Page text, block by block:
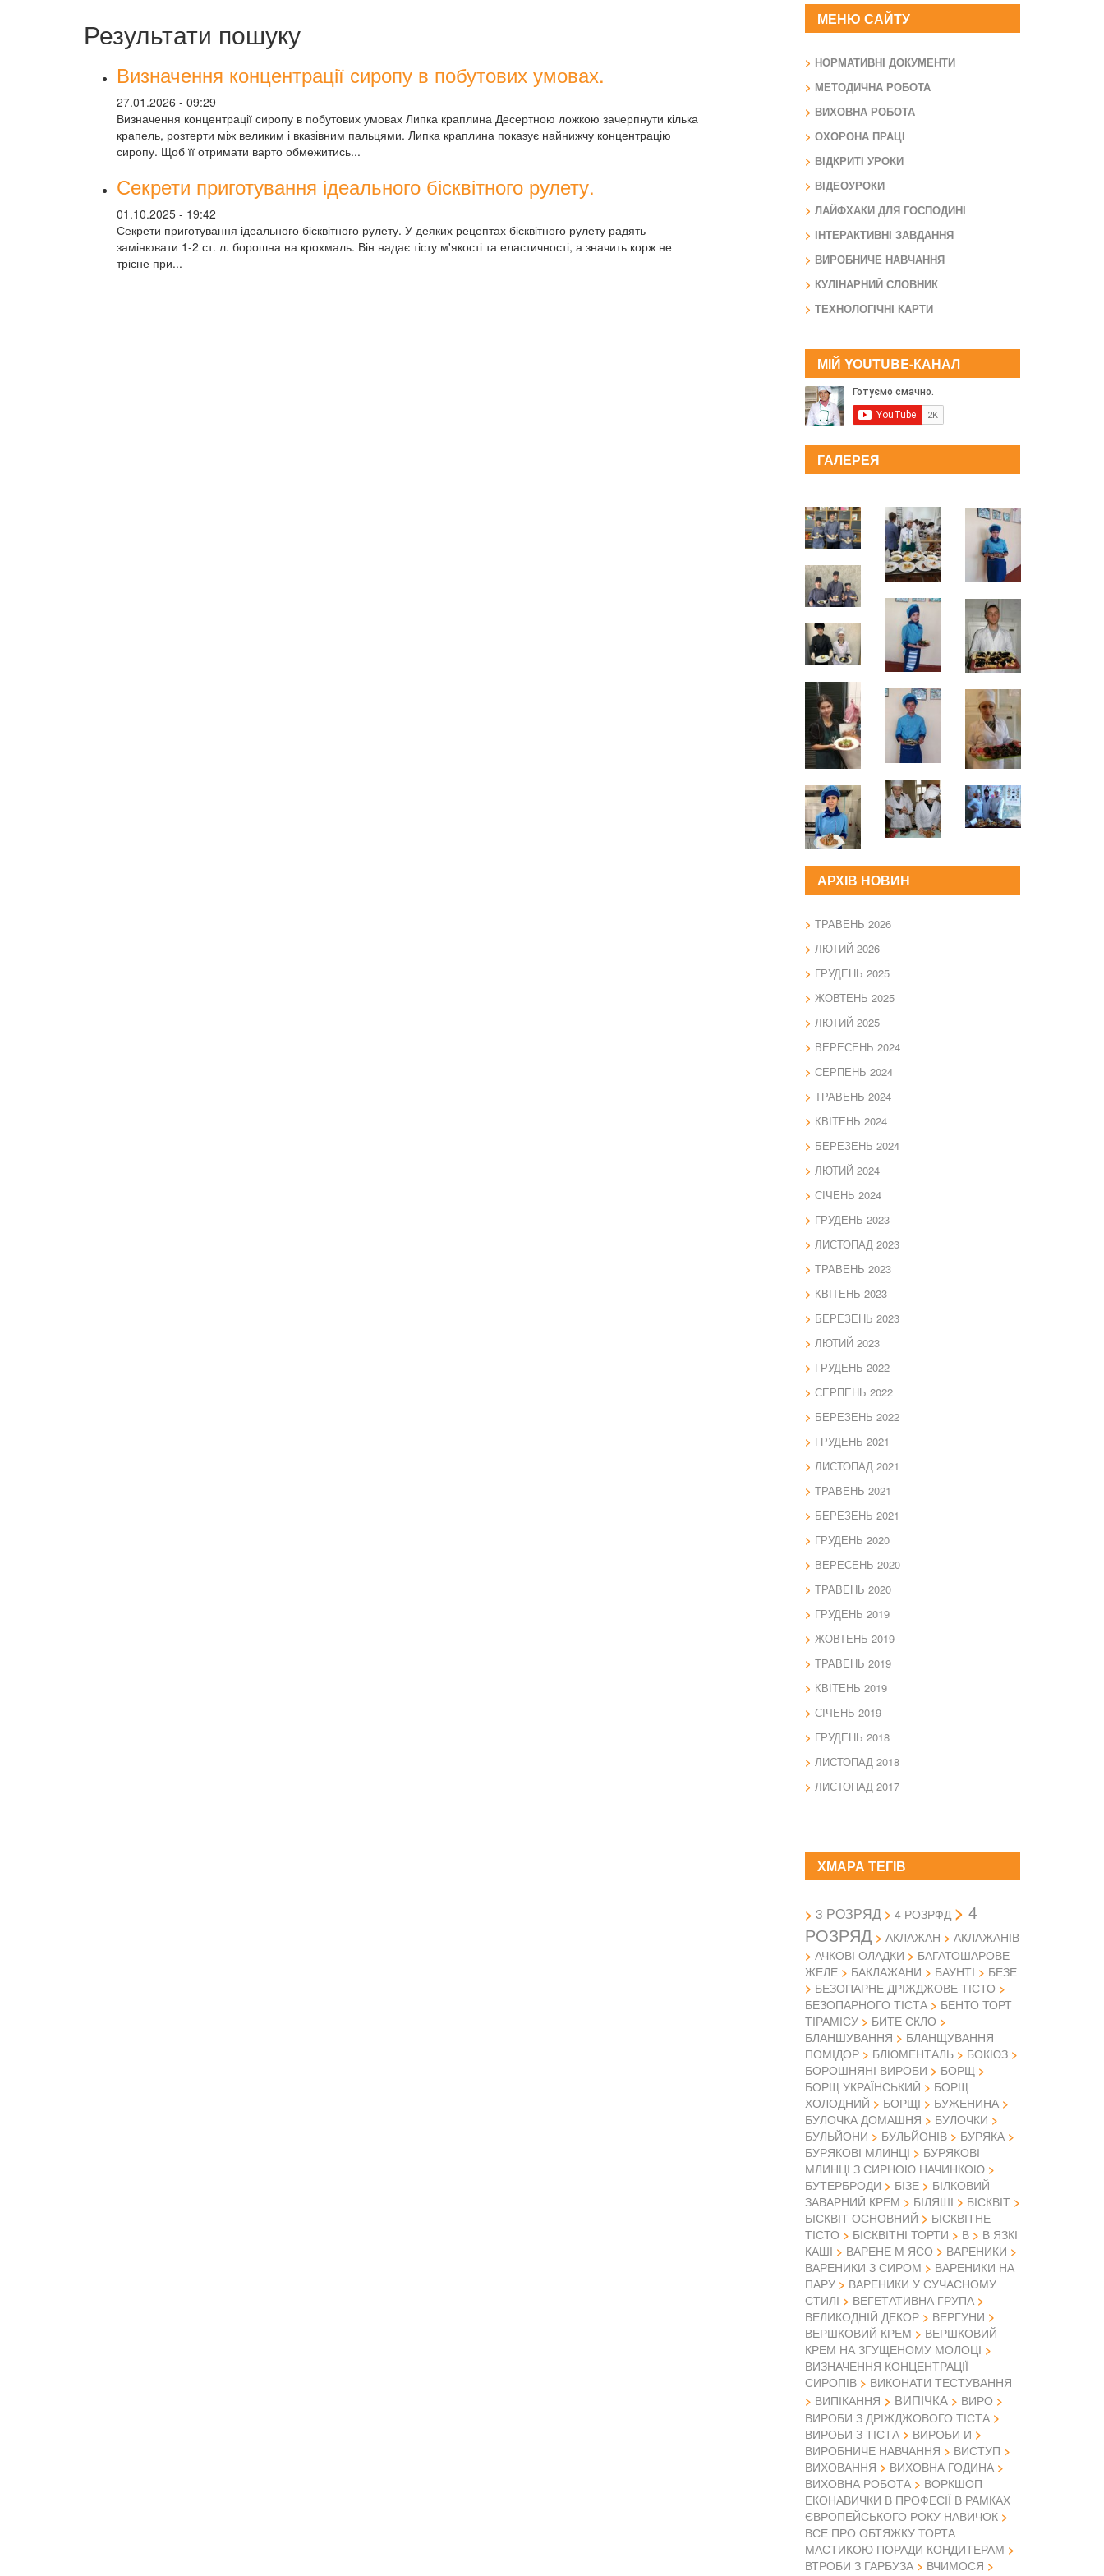
Результати пошуку
Визначення концентрації сиропу в побутових умовах.
27.01.2026 - 09:29
Визначення концентрації сиропу в побутових умовах Липка краплина Десертною ложкою зачерпнути кілька
крапель, розтерти між великим і вказівним пальцями. Липка краплина показує найнижчу концентрацію
сиропу. Щоб її отримати варто обмежитись...
Секрети приготування ідеального бісквітного рулету.
01.10.2025 - 19:42
Секрети приготування ідеального бісквітного рулету. У деяких рецептах бісквітного рулету радять
замінювати 1-2 ст. л. борошна на крохмаль. Він надає тісту м'якості та еластичності, а значить корж не
трісне при...
МЕНЮ САЙТУ
НОРМАТИВНІ ДОКУМЕНТИ
МЕТОДИЧНА РОБОТА
ВИХОВНА РОБОТА
ОХОРОНА ПРАЦІ
ВІДКРИТІ УРОКИ
ВІДЕОУРОКИ
ЛАЙФХАКИ ДЛЯ ГОСПОДИНІ
ІНТЕРАКТИВНІ ЗАВДАННЯ
ВИРОБНИЧЕ НАВЧАННЯ
КУЛІНАРНИЙ СЛОВНИК
ТЕХНОЛОГІЧНІ КАРТИ
МІЙ YOUTUBE-КАНАЛ
ГАЛЕРЕЯ
АРХІВ НОВИН
ТРАВЕНЬ 2026
ЛЮТИЙ 2026
ГРУДЕНЬ 2025
ЖОВТЕНЬ 2025
ЛЮТИЙ 2025
ВЕРЕСЕНЬ 2024
СЕРПЕНЬ 2024
ТРАВЕНЬ 2024
КВІТЕНЬ 2024
БЕРЕЗЕНЬ 2024
ЛЮТИЙ 2024
СІЧЕНЬ 2024
ГРУДЕНЬ 2023
ЛИСТОПАД 2023
ТРАВЕНЬ 2023
КВІТЕНЬ 2023
БЕРЕЗЕНЬ 2023
ЛЮТИЙ 2023
ГРУДЕНЬ 2022
СЕРПЕНЬ 2022
БЕРЕЗЕНЬ 2022
ГРУДЕНЬ 2021
ЛИСТОПАД 2021
ТРАВЕНЬ 2021
БЕРЕЗЕНЬ 2021
ГРУДЕНЬ 2020
ВЕРЕСЕНЬ 2020
ТРАВЕНЬ 2020
ГРУДЕНЬ 2019
ЖОВТЕНЬ 2019
ТРАВЕНЬ 2019
КВІТЕНЬ 2019
СІЧЕНЬ 2019
ГРУДЕНЬ 2018
ЛИСТОПАД 2018
ЛИСТОПАД 2017
ХМАРА ТЕГІВ
3 РОЗРЯД 4 РОЗРФД
4
РОЗРЯД
АКЛАЖАН
АКЛАЖАНІВ
АЧКОВІ ОЛАДКИ
БАГАТОШАРОВЕ
ЖЕЛЕ
БАКЛАЖАНИ БАУНТІ
БЕЗЕ
БЕЗОПАРНЕ ДРІЖДЖОВЕ ТІСТО
БЕЗОПАРНОГО ТІСТА
БЕНТО ТОРТ
ТІРАМІСУ
БИТЕ СКЛО
БЛАНШУВАННЯ
БЛАНЩУВАННЯ
ПОМІДОР
БЛЮМЕНТАЛЬ
БОКЮЗ
БОРОШНЯНІ ВИРОБИ
БОРЩ
БОРЩ УКРАЇНСЬКИЙ
БОРЩ
ХОЛОДНИЙ
БОРЩІ
БУЖЕНИНА
БУЛОЧКА ДОМАШНЯ
БУЛОЧКИ
БУЛЬЙОНИ
БУЛЬЙОНІВ
БУРЯКА
БУРЯКОВІ МЛИНЦІ
БУРЯКОВІ
МЛИНЦІ З СИРНОЮ НАЧИНКОЮ
БУТЕРБРОДИ
БІЗЕ
БІЛКОВИЙ
ЗАВАРНИЙ КРЕМ
БІЛЯШІ
БІСКВІТ
БІСКВІТ ОСНОВНИЙ
БІСКВІТНЕ
ТІСТО
БІСКВІТНІ ТОРТИ В
В ЯЗКІ
КАШІ
ВАРЕНЕ М ЯСО
ВАРЕНИКИ
ВАРЕНИКИ З СИРОМ
ВАРЕНИКИ НА
ПАРУ
ВАРЕНИКИ У СУЧАСНОМУ
СТИЛІ
ВЕГЕТАТИВНА ГРУПА
ВЕЛИКОДНІЙ ДЕКОР
ВЕРГУНИ
ВЕРШКОВИЙ КРЕМ
ВЕРШКОВИЙ
КРЕМ НА ЗГУЩЕНОМУ МОЛОЦІ
ВИЗНАЧЕННЯ КОНЦЕНТРАЦІЇ
СИРОПІВ
ВИКОНАТИ ТЕСТУВАННЯ
ВИПІКАННЯ
ВИПІЧКА
ВИРО
ВИРОБИ З ДРІЖДЖОВОГО ТІСТА
ВИРОБИ З ТІСТА
ВИРОБИ И
ВИРОБНИЧЕ НАВЧАННЯ
ВИСТУП
ВИХОВАННЯ
ВИХОВНА ГОДИНА
ВИХОВНА РОБОТА
ВОРКШОП
ЕКОНАВИЧКИ В ПРОФЕСІЇ В РАМКАХ
ЄВРОПЕЙСЬКОГО РОКУ НАВИЧОК
ВСЕ ПРО ОБТЯЖКУ ТОРТА
МАСТИКОЮ ПОРАДИ КОНДИТЕРАМ
ВТРОБИ З ГАРБУЗА
ВЧИМОСЯ